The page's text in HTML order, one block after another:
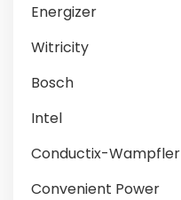
Energizer
Witricity
Bosch
Intel
Conductix-Wampfler
Convenient Power